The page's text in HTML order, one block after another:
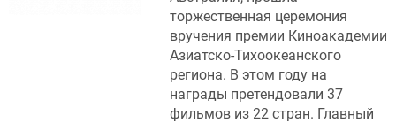
торжественная церемония
вручения премии Киноакадемии
Азиатско-Тихоокеанского
региона. В этом году на
награды претендовали 37
фильмов из 22 стран. Главный